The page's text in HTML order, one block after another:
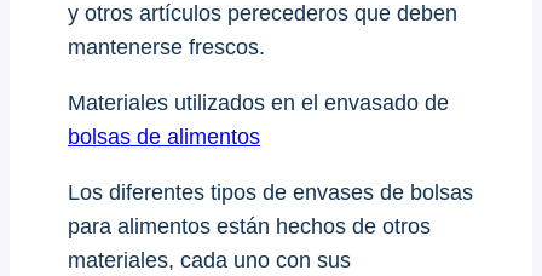
y otros artículos perecederos que deben
mantenerse frescos.
Materiales utilizados en el envasado de
bolsas de alimentos
Los diferentes tipos de envases de bolsas
para alimentos están hechos de otros
materiales, cada uno con sus